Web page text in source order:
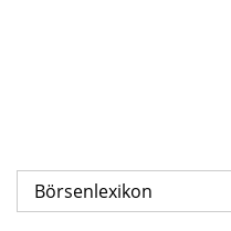
Börsenlexikon